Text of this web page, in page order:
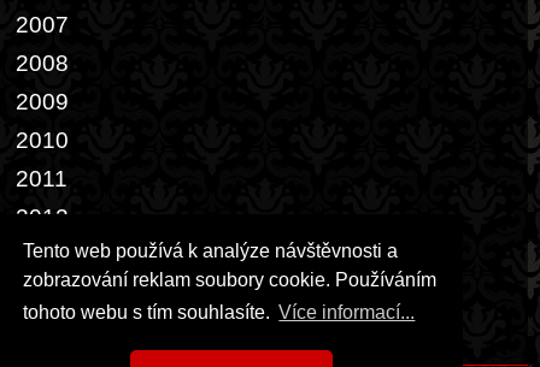
Tento web používá k analýze návštěvnosti a
zobrazování reklam soubory cookie. Používáním
tohoto webu s tím souhlasíte. Více informací...
2007
2008
2009
2010
2011
2012
2013
2014-02-28 - Dveře III.